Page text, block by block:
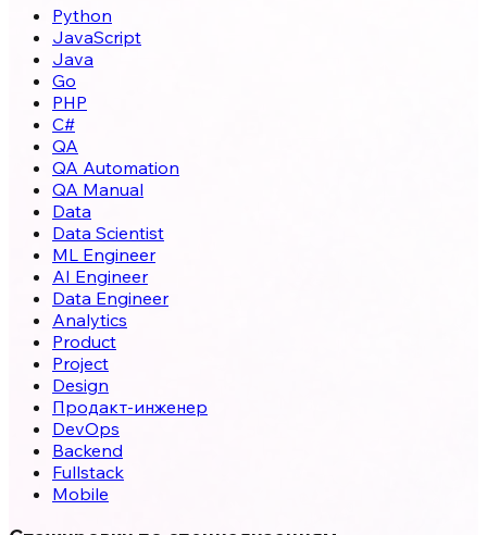
Python
JavaScript
Java
Go
PHP
C#
QA
QA Automation
QA Manual
Data
Data Scientist
ML Engineer
AI Engineer
Data Engineer
Analytics
Product
Project
Design
Продакт-инженер
DevOps
Backend
Fullstack
Mobile